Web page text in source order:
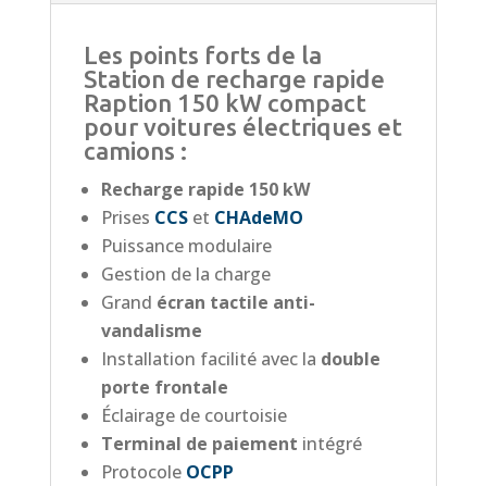
Les points forts de la
Station de recharge rapide
Raption 150 kW compact
pour voitures électriques et
camions :
Recharge rapide 150 kW
Prises CCSet CHAdeMO
Puissance modulaire
Gestion de la charge
Grand écran tactile anti-
vandalisme
Installation facilité avec la double
porte frontale
Éclairage de courtoisie
Terminal de paiement intégré
Protocole OCPP